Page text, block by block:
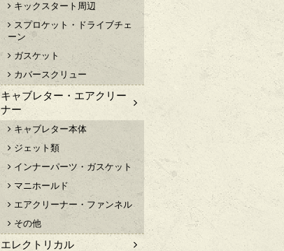
キックスタート周辺
スプロケット・ドライブチェ
ーン
ガスケット
カバースクリュー
キャブレター・エアクリー
ナー
キャブレター本体
ジェット類
インナーパーツ・ガスケット
マニホールド
エアクリーナー・ファンネル
その他
エレクトリカル